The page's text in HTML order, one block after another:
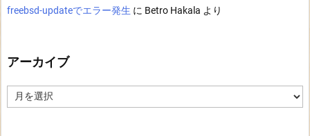
freebsd-updateでエラー発生 に Betro Hakala より
アーカイブ
ー